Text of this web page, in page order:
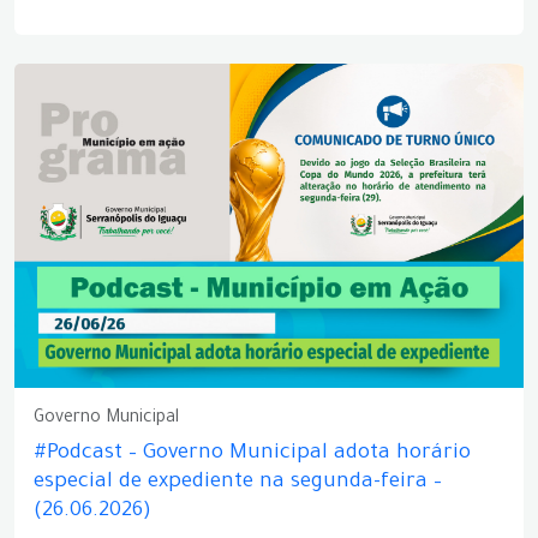
Governo Municipal
#Podcast – Governo Municipal adota horário
especial de expediente na segunda-feira –
(26.06.2026)